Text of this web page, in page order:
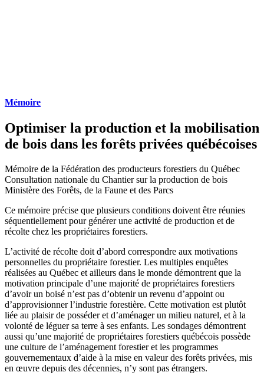
Mémoire
Optimiser la production et la mobilisation
de bois dans les forêts privées québécoises
Mémoire de la Fédération des producteurs forestiers du Québec
Consultation nationale du Chantier sur la production de bois
Ministère des Forêts, de la Faune et des Parcs
Ce mémoire précise que plusieurs conditions doivent être réunies
séquentiellement pour générer une activité de production et de
récolte chez les propriétaires forestiers.
L’activité de récolte doit d’abord correspondre aux motivations
personnelles du propriétaire forestier. Les multiples enquêtes
réalisées au Québec et ailleurs dans le monde démontrent que la
motivation principale d’une majorité de propriétaires forestiers
d’avoir un boisé n’est pas d’obtenir un revenu d’appoint ou
d’approvisionner l’industrie forestière. Cette motivation est plutôt
liée au plaisir de posséder et d’aménager un milieu naturel, et à la
volonté de léguer sa terre à ses enfants. Les sondages démontrent
aussi qu’une majorité de propriétaires forestiers québécois possède
une culture de l’aménagement forestier et les programmes
gouvernementaux d’aide à la mise en valeur des forêts privées, mis
en œuvre depuis des décennies, n’y sont pas étrangers.